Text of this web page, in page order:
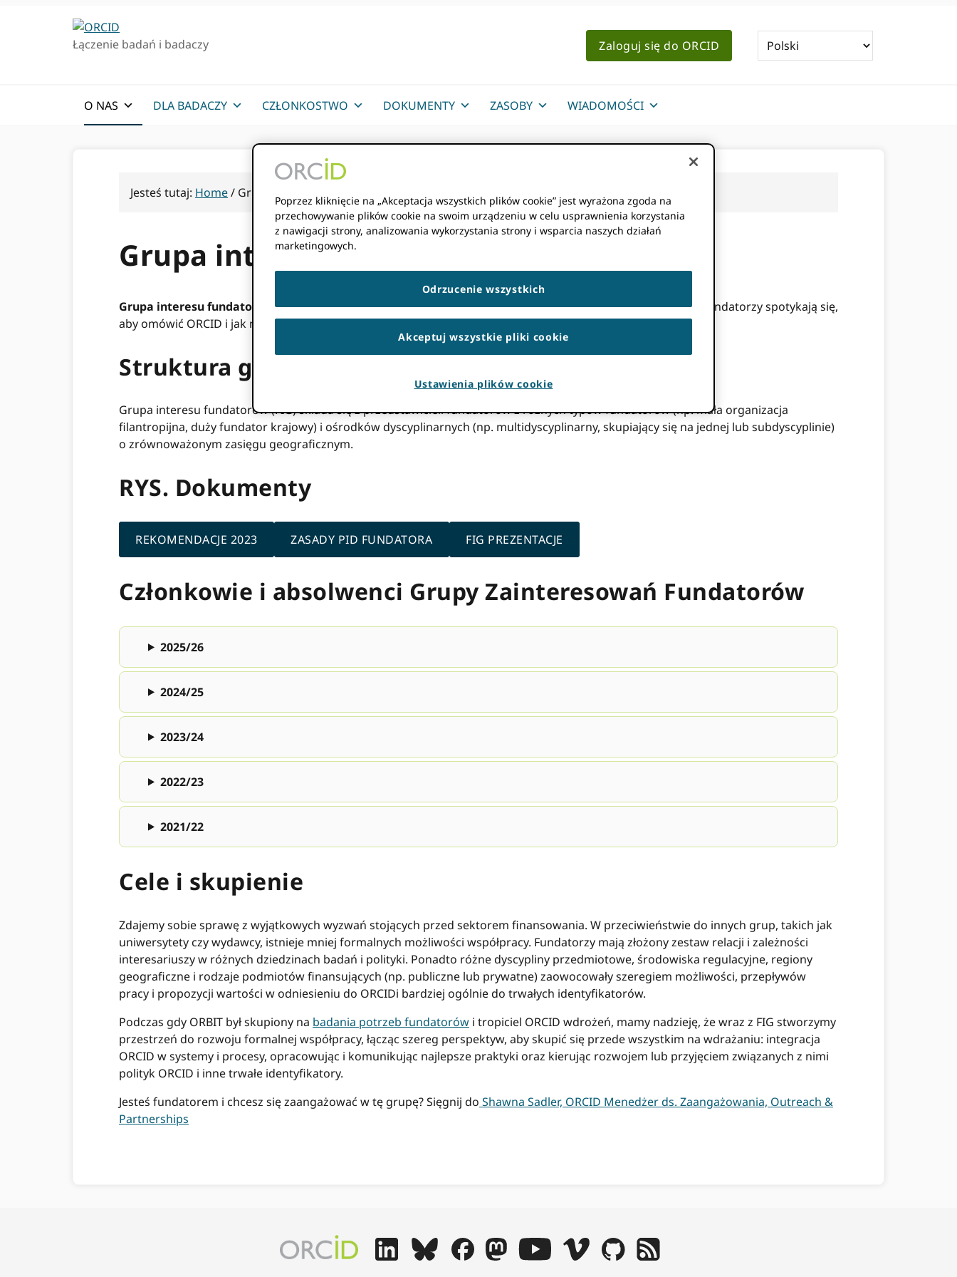
Łączenie badań i badaczy Zaloguj się do ORCID
O NAS DLA BADACZY CZŁONKOSTWO DOKUMENTY ZASOBY WIADOMOŚCI
Jesteś tutaj: Home/ Grupa interesu fundatorów
Grupa interesu fundatorów
Grupa interesu fundatorów(FIGA)to odbywające się co dwa miesiące spotkania, podczas których kluczowi fundatorzy spotykają się,
aby omówić ORCID i jak najlepiej ułatwić korzystanie z niego.
Struktura grup interesu fundatorów
Grupa interesu fundatorów (FIG) składa się z przedstawicieli fundatorów z różnych typów fundatorów (np. mała organizacja
filantropijna, duży fundator krajowy) i ośrodków dyscyplinarnych (np. multidyscyplinarny, skupiający się na jednej lub subdyscyplinie)
o zrównoważonym zasięgu geograficznym.
RYS. Dokumenty
REKOMENDACJE 2023 ZASADY PID FUNDATORA FIG PREZENTACJE
Członkowie i absolwenci Grupy Zainteresowań Fundatorów
2025/26
2024/25
2023/24
2022/23
2021/22
Cele i skupienie
Zdajemy sobie sprawę z wyjątkowych wyzwań stojących przed sektorem finansowania. W przeciwieństwie do innych grup, takich jak
uniwersytety czy wydawcy, istnieje mniej formalnych możliwości współpracy. Fundatorzy mają złożony zestaw relacji i zależności
interesariuszy w różnych dziedzinach badań i polityki. Ponadto różne dyscypliny przedmiotowe, środowiska regulacyjne, regiony
geograficzne i rodzaje podmiotów finansujących (np. publiczne lub prywatne) zaowocowały szeregiem możliwości, przepływów
pracy i propozycji wartości w odniesieniu do ORCIDi bardziej ogólnie do trwałych identyfikatorów.
Podczas gdy ORBIT był skupiony na badania potrzeb fundatorów i tropiciel ORCID wdrożeń, mamy nadzieję, że wraz z FIG stworzymy
przestrzeń do rozwoju formalnej współpracy, łącząc szereg perspektyw, aby skupić się przede wszystkim na wdrażaniu: integracja
ORCID w systemy i procesy, opracowując i komunikując najlepsze praktyki oraz kierując rozwojem lub przyjęciem związanych z nimi
polityk ORCID i inne trwałe identyfikatory.
Jesteś fundatorem i chcesz się zaangażować w tę grupę? Sięgnij do Shawna Sadler, ORCID Menedżer ds. Zaangażowania, Outreach &
Partnerships
Poprzez kliknięcie na „Akceptacja wszystkich plików cookie” jest wyrażona zgoda na
przechowywanie plików cookie na swoim urządzeniu w celu usprawnienia korzystania
z nawigacji strony, analizowania wykorzystania strony i wsparcia naszych działań
marketingowych.
Odrzucenie wszystkich
Akceptuj wszystkie pliki cookie
Ustawienia plików cookie